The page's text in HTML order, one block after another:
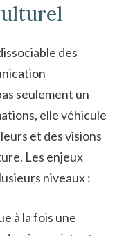
des
seulement un
elle véhicule
et des visions
Les enjeux
niveaux :
à la fois une